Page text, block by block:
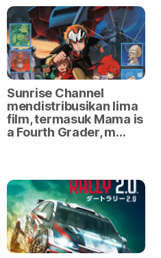
Sunrise Channel
mendistribusikan lima
film, termasuk Mama is
a Fourth Grader, m…